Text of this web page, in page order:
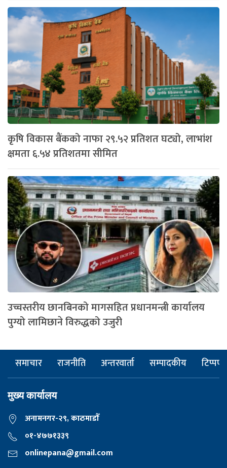
कृषि विकास बैंकको नाफा २९.५२ प्रतिशत घट्यो, लाभांश
क्षमता ६.५४ प्रतिशतमा सीमित
उच्चस्तरीय छानबिनको मागसहित प्रधानमन्त्री कार्यालय
पुग्यो लामिछाने विरुद्धको उजुरी
समाचार राजनीति अन्तरवार्ता सम्पादकीय टिप्पणी
मुख्य कार्यालय
अनामनगर-२९, काठमाडाैँ
०१-४७७१३३९
onlinepana@gmail.com